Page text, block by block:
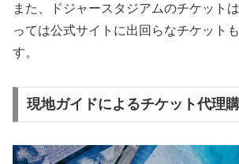
また、ドジャースタジアムのチケット
っては公式サイトに出回らなチケット
す。
現地ガイドによるチケット代理